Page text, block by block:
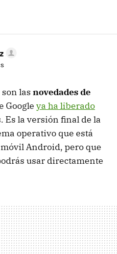
las novedades de
Google ya ha liberado
Es la versión final de la
operativo que está
Android, pero que
usar directamente